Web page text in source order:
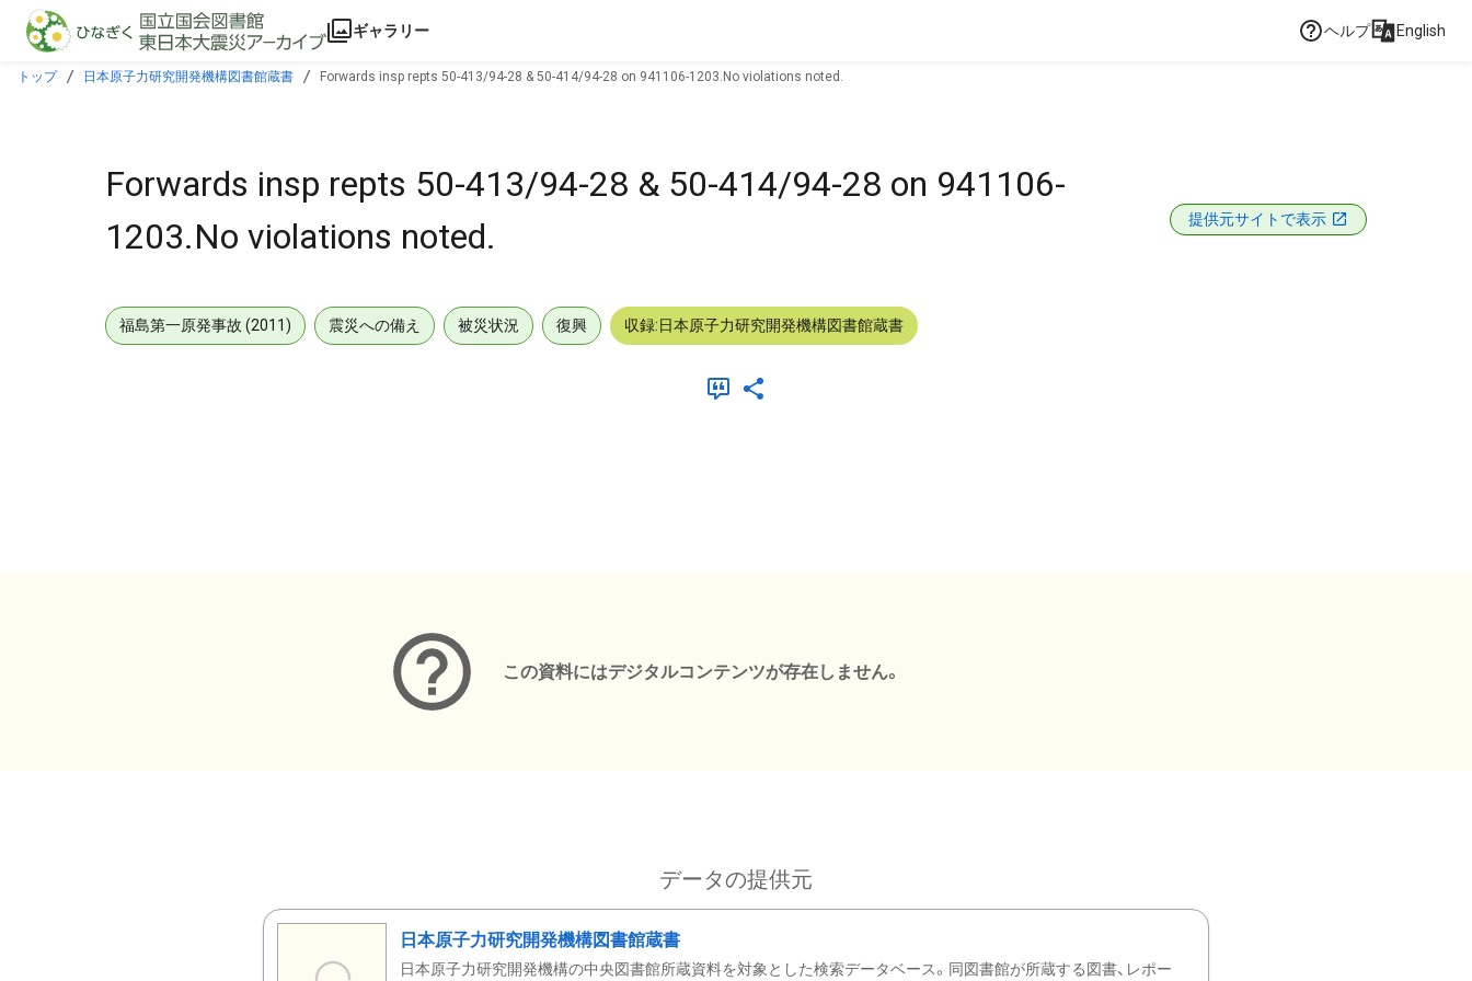
本文に飛ぶ
ギャラリー ヘルプ English
トップ 日本原子力研究開発機構図書館蔵書 Forwards insp repts 50-413/94-28 & 50-414/94-28 on 941106-1203.No violations noted.
Forwards insp repts 50-413/94-28 & 50-414/94-28 on 941106-
1203.No violations noted.
提供元サイトで表示
福島第一原発事故 (2011) 震災への備え 被災状況 復興 収録:日本原子力研究開発機構図書館蔵書
この資料にはデジタルコンテンツが存在しません。
データの提供元
日本原子力研究開発機構図書館蔵書
日本原子力研究開発機構の中央図書館所蔵資料を対象とした検索データベース。同図書館が所蔵する図書、レポー